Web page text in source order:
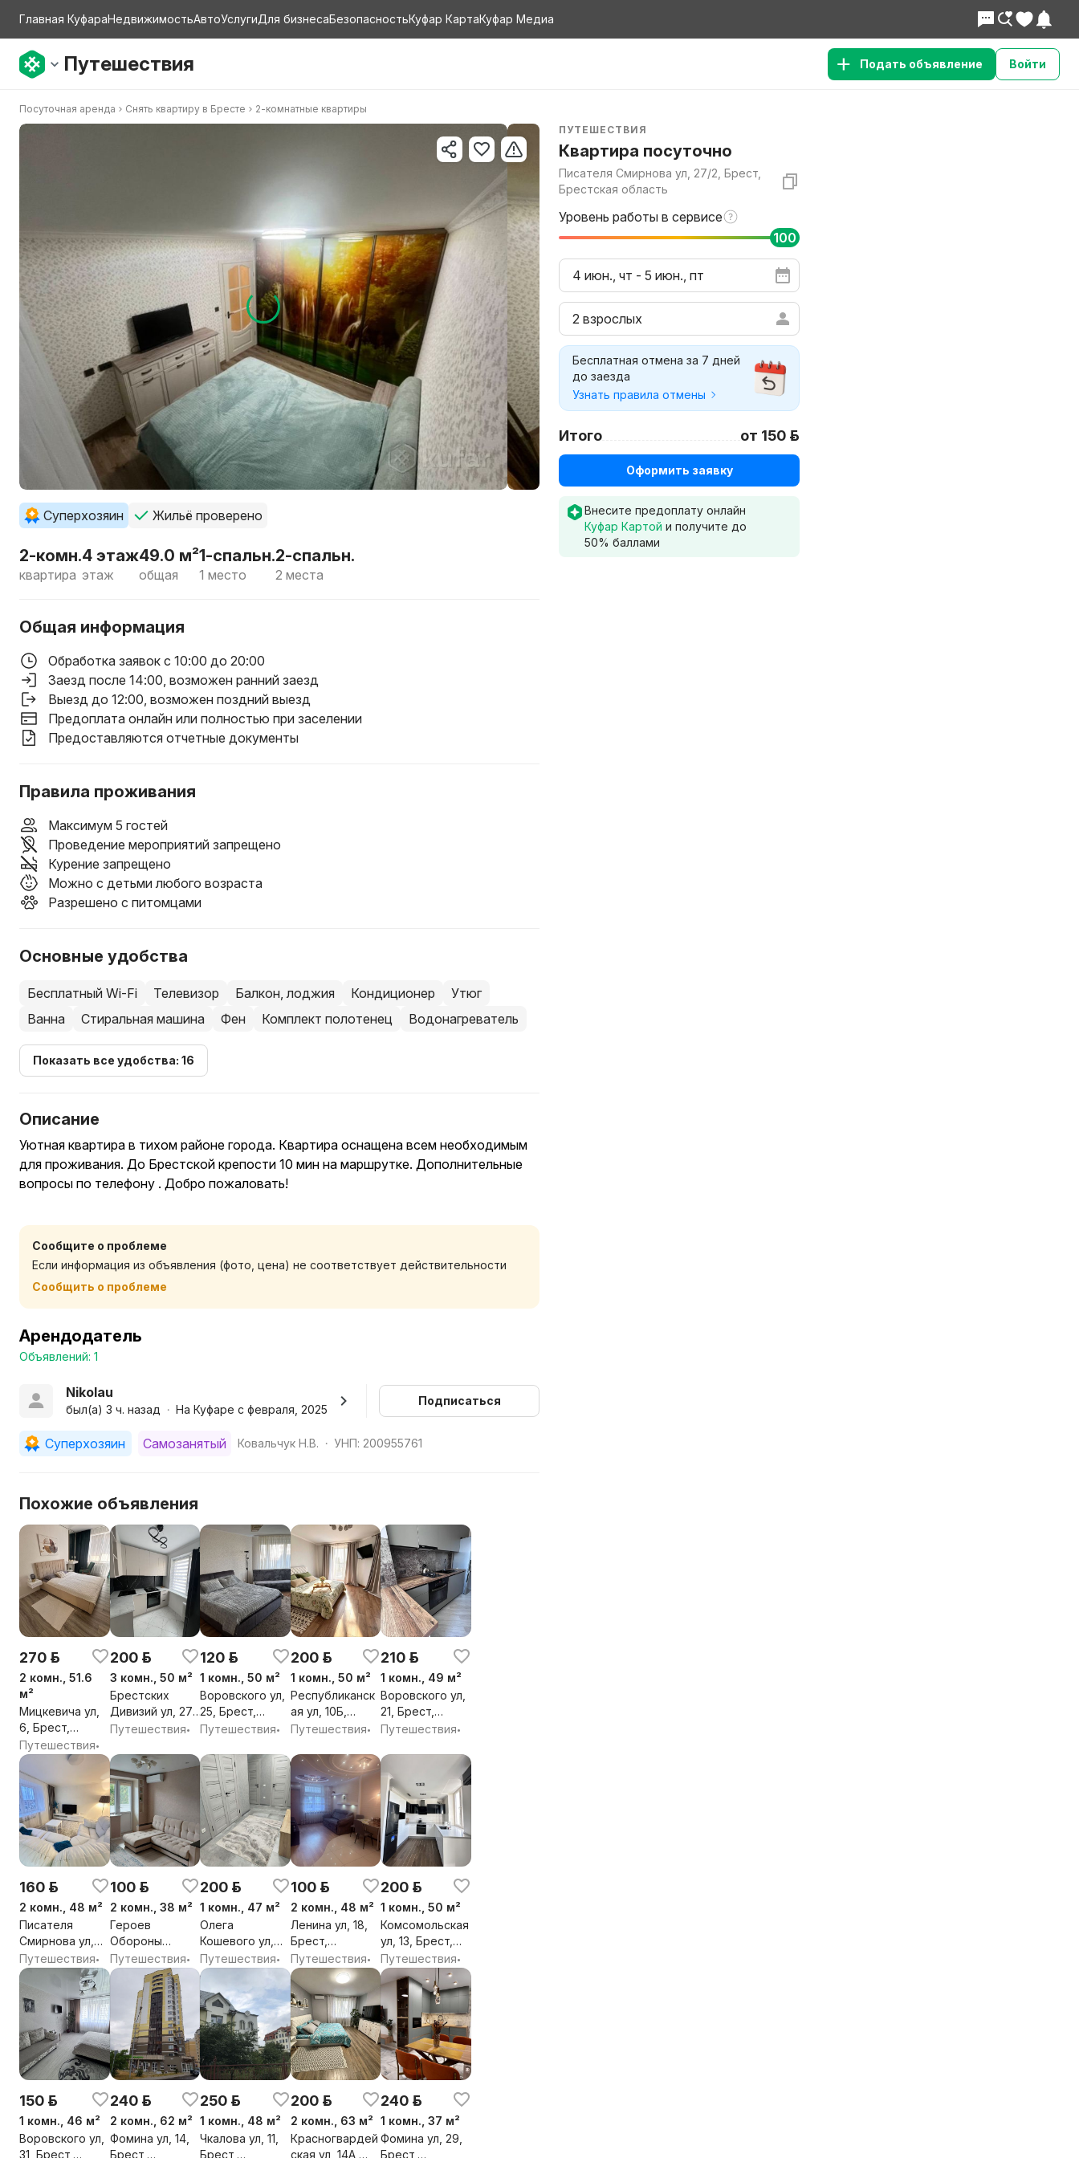
Главная КуфараНедвижимостьАвтоУслугиДля бизнесаБезопасностьКуфар КартаКуфар Медиа
Путешествия Подать объявление Войти
Посуточная аренда Снять квартиру в Бресте 2-комнатные квартиры
Суперхозяин Жильё проверено
2-комн.
квартира
4 этаж
этаж
49.0 м²
общая
1-спальн.
1 место
2-спальн.
2 места
Общая информация
Обработка заявок с 10:00 до 20:00
Заезд после 14:00, возможен ранний заезд
Выезд до 12:00, возможен поздний выезд
Предоплата онлайн или полностью при заселении
Предоставляются отчетные документы
Правила проживания
Максимум 5 гостей
Проведение мероприятий запрещено
Курение запрещено
Можно с детьми любого возраста
Разрешено с питомцами
Основные удобства
Бесплатный Wi-Fi Телевизор Балкон, лоджия Кондиционер
Утюг
Ванна
Стиральная машина Фен Комплект полотенец Водонагреватель
Показать все удобства: 16
Описание
Уютная квартира в тихом районе города. Квартира оснащена всем необходимым
для проживания. До Брестской крепости 10 мин на маршрутке. Дополнительные
вопросы по телефону . Добро пожаловать!
Сообщите о проблеме
Если информация из объявления (фото, цена) не соответствует действительности
Сообщить о проблеме
Арендодатель
Объявлений: 1
Nikolau
был(а) 3 ч. назад • На Куфаре с февраля, 2025
Подписаться
Суперхозяин Самозанятый Ковальчук Н.В. • УНП: 200955761
Похожие объявления
270 р.
2 комн., 51.6
м²
Мицкевича ул,
6, Брест,
Брестская обл.
Путешествия•
200 р.
3 комн., 50 м²
Брестских
Дивизий ул, 27,
Брест,
Путешествия•
120 р.
1 комн., 50 м²
Воровского ул,
25, Брест,
Брестская обл.
Путешествия•
200 р.
1 комн., 50 м²
Республиканск
ая ул, 10Б,
Брест,
Путешествия•
210 р.
1 комн., 49 м²
Воровского ул,
21, Брест,
Брестская обл.
Путешествия•
160 р.
2 комн., 48 м²
Писателя
Смирнова ул,
65, Брест,
Брестская обл.
Путешествия•
100 р.
2 комн., 38 м²
Героев
Обороны
Брестской
Крепости ул,
72, Брест,
Брестская обл.
Путешествия•
200 р.
1 комн., 47 м²
Олега
Кошевого ул,
2Б, Брест,
Брестская обл.
Путешествия•
100 р.
2 комн., 48 м²
Ленина ул, 18,
Брест,
Брестская обл.
Путешествия•
200 р.
1 комн., 50 м²
Комсомольская
ул, 13, Брест,
Брестская обл.
Путешествия•
150 р.
1 комн., 46 м²
Воровского ул,
31, Брест,
240 р.
2 комн., 62 м²
Фомина ул, 14,
Брест,
250 р.
1 комн., 48 м²
Чкалова ул, 11,
Брест,
200 р.
2 комн., 63 м²
Красногвардей
ская ул, 14А,
240 р.
1 комн., 37 м²
Фомина ул, 29,
Брест,
ПУТЕШЕСТВИЯ
Квартира посуточно
Писателя Смирнова ул, 27/2, Брест,
Брестская область
Уровень работы в сервисе
100
4 июн., чт - 5 июн., пт
2 взрослых
Бесплатная отмена за 7 дней
до заезда
Узнать правила отмены
Итого от 150 р.
Оформить заявку
Внесите предоплату онлайн
Куфар Картой и получите до
50% баллами